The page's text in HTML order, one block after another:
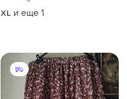
XL и еще 1